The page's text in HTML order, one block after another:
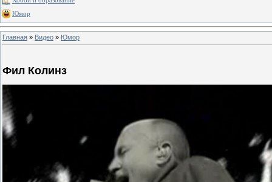
Юмор
Главная » Видео » Юмор
Фил Колинз